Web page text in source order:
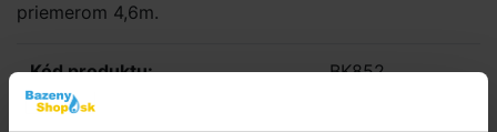
priemerom 4,6m.
Kód produktu: BK852